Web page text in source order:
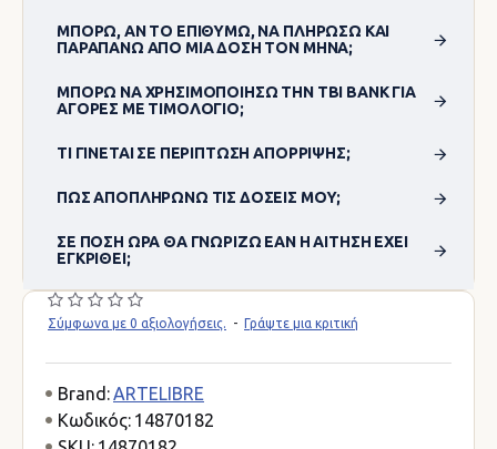
ΜΠΟΡΏ, ΑΝ ΤΟ ΕΠΙΘΥΜΏ, ΝΑ ΠΛΗΡΏΣΩ ΚΑΙ
ΠΑΡΑΠΆΝΩ ΑΠΌ ΜΊΑ ΔΌΣΗ ΤΟΝ ΜΉΝΑ;
ΜΠΟΡΏ ΝΑ ΧΡΗΣΙΜΟΠΟΊΗΣΩ ΤΗΝ TBI BANK ΓΙΑ
ΑΓΟΡΈΣ ΜΕ ΤΙΜΟΛΌΓΙΟ;
ΤΙ ΓΊΝΕΤΑΙ ΣΕ ΠΕΡΊΠΤΩΣΗ ΑΠΌΡΡΙΨΗΣ;
ΠΏΣ ΑΠΟΠΛΗΡΏΝΩ ΤΙΣ ΔΌΣΕΙΣ ΜΟΥ;
ΣΕ ΠΌΣΗ ΏΡΑ ΘΑ ΓΝΩΡΊΖΩ ΕΆΝ Η ΑΊΤΗΣΗ ΈΧΕΙ
ΕΓΚΡΙΘΕΊ;
Σύμφωνα με 0 αξιολογήσεις. - Γράψτε μια κριτική
Brand:ARTELIBRE
Κωδικός: 14870182